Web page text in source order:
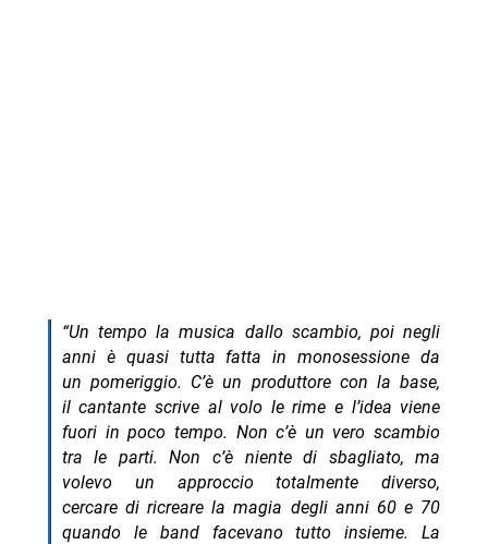
“Un tempo la musica dallo scambio, poi negli
anni è quasi tutta fatta in monosessione da
un pomeriggio. C’è un produttore con la base,
il cantante scrive al volo le rime e l’idea viene
fuori in poco tempo. Non c’è un vero scambio
tra le parti. Non c’è niente di sbagliato, ma
volevo un approccio totalmente diverso,
cercare di ricreare la magia degli anni 60 e 70
quando le band facevano tutto insieme. La